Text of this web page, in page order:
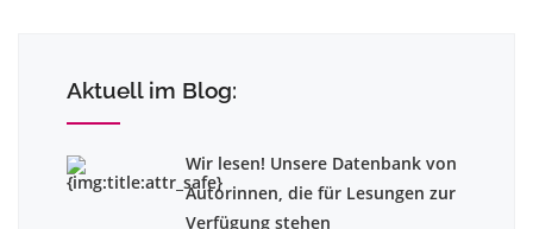
Aktuell im Blog:
Wir lesen! Unsere Datenbank von
Autorinnen, die für Lesungen zur
Verfügung stehen